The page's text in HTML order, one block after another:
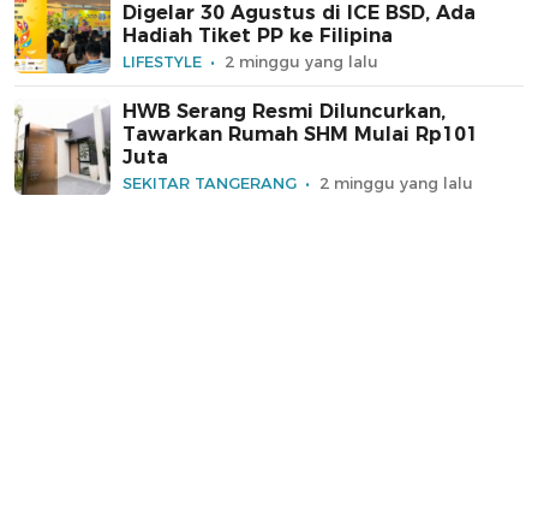
Digelar 30 Agustus di ICE BSD, Ada
Hadiah Tiket PP ke Filipina
LIFESTYLE 2 minggu yang lalu
HWB Serang Resmi Diluncurkan,
Tawarkan Rumah SHM Mulai Rp101
Juta
SEKITAR TANGERANG 2 minggu yang lalu